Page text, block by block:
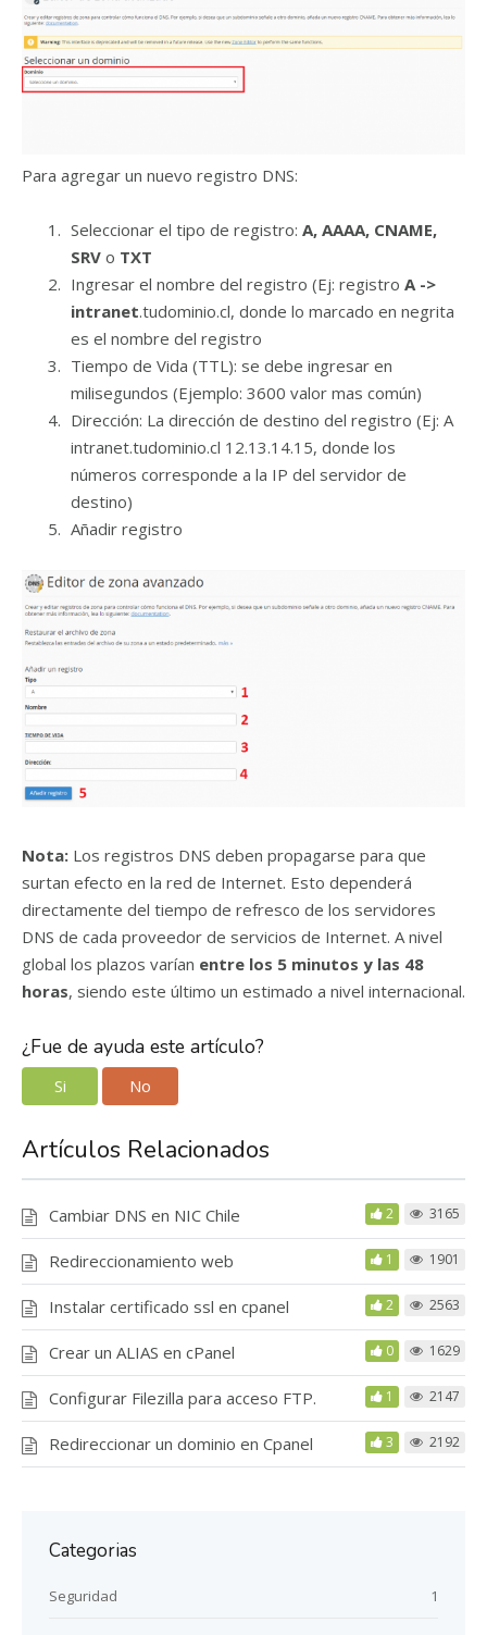
Para agregar un nuevo registro DNS:
Seleccionar el tipo de registro: A, AAAA, CNAME,
SRV o TXT
Ingresar el nombre del registro (Ej: registro A ->
intranet.tudominio.cl, donde lo marcado en negrita
es el nombre del registro
Tiempo de Vida (TTL): se debe ingresar en
milisegundos (Ejemplo: 3600 valor mas común)
Dirección: La dirección de destino del registro (Ej: A
intranet.tudominio.cl 12.13.14.15, donde los
números corresponde a la IP del servidor de
destino)
Añadir registro
Nota: Los registros DNS deben propagarse para que
surtan efecto en la red de Internet. Esto dependerá
directamente del tiempo de refresco de los servidores
DNS de cada proveedor de servicios de Internet. A nivel
global los plazos varían entre los 5 minutos y las 48
horas, siendo este último un estimado a nivel internacional.
¿Fue de ayuda este artículo?
Si No
Artículos Relacionados
Cambiar DNS en NIC Chile 2 3165
Redireccionamiento web 1 1901
Instalar certificado ssl en cpanel 2 2563
Crear un ALIAS en cPanel 0 1629
Configurar Filezilla para acceso FTP. 1 2147
Redireccionar un dominio en Cpanel 3 2192
Categorias
Seguridad 1